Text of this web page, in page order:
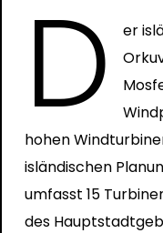
D
er
hohen
isländischen
umfasst 15
des